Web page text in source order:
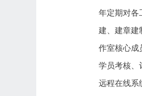
年定期对各
建、建章建
作室核心成
学员考核、
远程在线系